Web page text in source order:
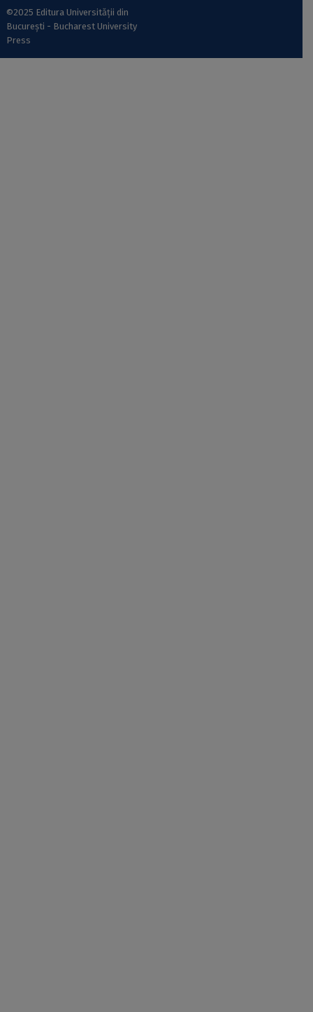
©2025 Editura Universității din
București - Bucharest University
Press